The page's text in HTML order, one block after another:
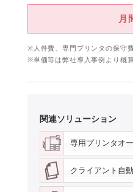
月
※人件費、専門プリンタの保守
※単価等は弊社導入事例より概
関連ソリューション
専用プリンタオ
クライアント自